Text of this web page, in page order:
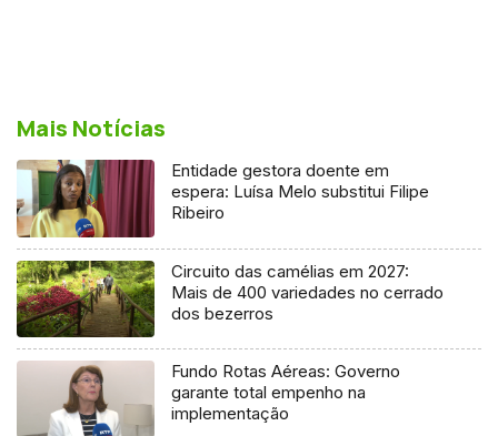
Mais Notícias
Entidade gestora doente em
espera: Luísa Melo substitui Filipe
Ribeiro
Circuito das camélias em 2027:
Mais de 400 variedades no cerrado
dos bezerros
Fundo Rotas Aéreas: Governo
garante total empenho na
implementação